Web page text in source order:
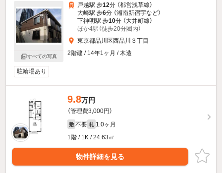
すべての写真
戸越駅 歩12分 （都営浅草線）
大崎駅 歩6分 （湘南新宿宇など）
下神明駅 歩10分 （大井町線）
ほか4駅（徒歩20分圏内）
東京都品川区西品川３丁目
2階建 / 14年1ヶ月 / 木造
駐輪場あり
9.8万円
（管理費3,000円）
敷 不要 礼 1.0ヶ月
1階 / 1K / 24.63㎡
物件詳細を見る